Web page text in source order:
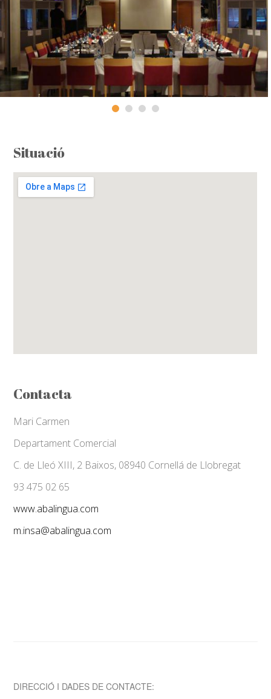
Situació
Contacta
Mari Carmen
Departament Comercial
C. de Lleó XIII, 2 Baixos, 08940 Cornellá de Llobregat
93 475 02 65
www.abalingua.com
m.insa@abalingua.com
DIRECCIÓ I DADES DE CONTACTE: